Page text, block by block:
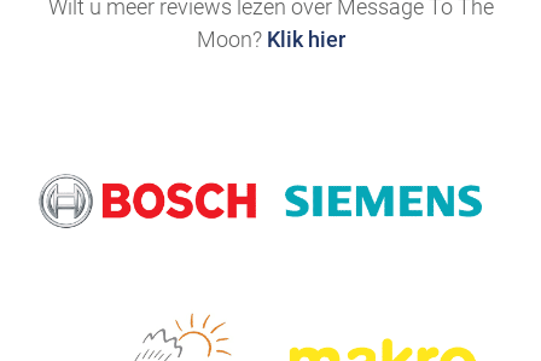
Wilt u meer reviews lezen over Message To The
Moon? Klik hier